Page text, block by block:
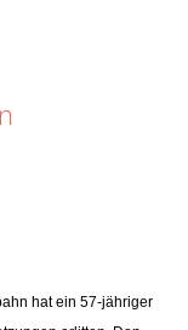
hat ein 57-jähriger